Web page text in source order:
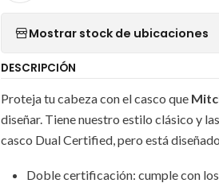
Mostrar stock de ubicaciones
DESCRIPCIÓN
Proteja tu cabeza con el casco que
diseñar. Tiene nuestro estilo clásico y
casco Dual Certified, pero está diseñado
Doble certificación: cumple con